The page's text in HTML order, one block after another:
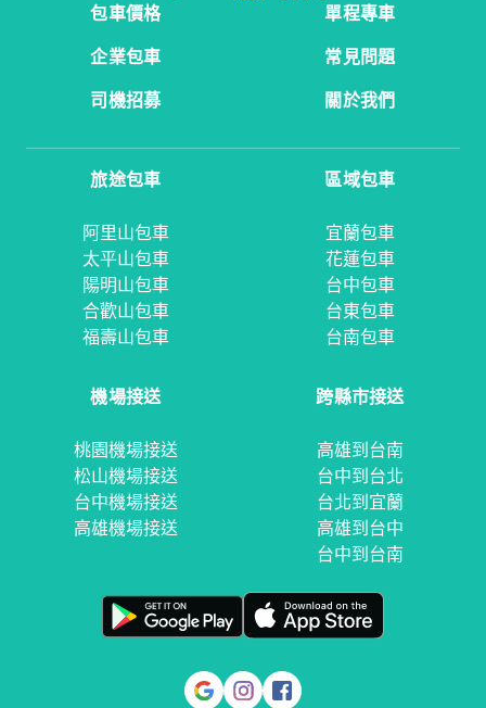
包車價格
單程專車
企業包車
常見問題
司機招募
關於我們
旅途包車
阿里山包車
太平山包車
陽明山包車
合歡山包車
福壽山包車
區域包車
宜蘭包車
花蓮包車
台中包車
台東包車
台南包車
機場接送
桃園機場接送
松山機場接送
台中機場接送
高雄機場接送
跨縣市接送
高雄到台南
台中到台北
台北到宜蘭
高雄到台中
台中到台南